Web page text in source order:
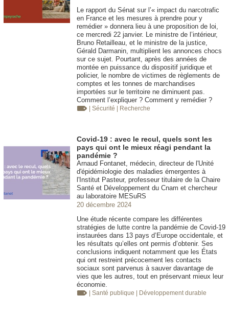
Le rapport du Sénat sur l’« impact du narcotrafic
en France et les mesures à prendre pour y
remédier » donnera lieu à une proposition de loi,
ce mercredi 22 janvier. Le ministre de l’intérieur,
Bruno Retailleau, et le ministre de la justice,
Gérald Darmanin, multiplient les annonces chocs
sur ce sujet. Pourtant, après des années de
montée en puissance du dispositif juridique et
policier, le nombre de victimes de règlements de
comptes et les tonnes de marchandises
importées sur le territoire ne diminuent pas.
Comment l’expliquer ? Comment y remédier ?
| Sécurité | Recherche
Covid-19 : avec le recul, quels sont les
pays qui ont le mieux réagi pendant la
pandémie ?
Arnaud Fontanet, médecin, directeur de l'Unité
d'épidémiologie des maladies émergentes à
l'Institut Pasteur, professeur titulaire de la Chaire
Santé et Développement du Cnam et chercheur
au laboratoire MESuRS
20 décembre 2024
Une étude récente compare les différentes
stratégies de lutte contre la pandémie de Covid-19
instaurées dans 13 pays d’Europe occidentale, et
les résultats qu’elles ont permis d’obtenir. Ses
conclusions indiquent notamment que les États
qui ont restreint précocement les contacts
sociaux sont parvenus à sauver davantage de
vies que les autres, tout en préservant mieux leur
économie.
| Santé publique | Développement durable